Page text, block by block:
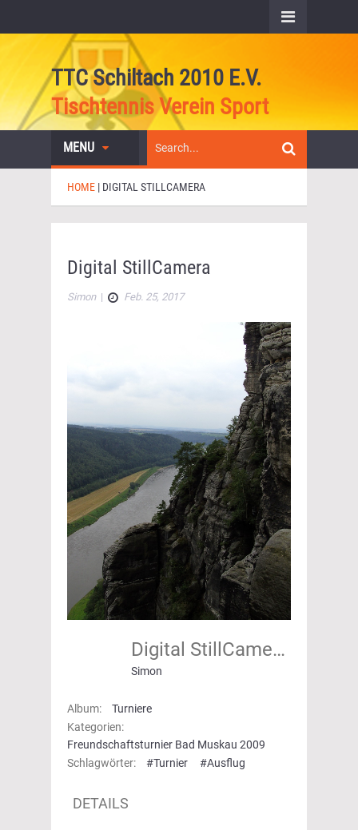
TTC Schiltach 2010 E.V.
Tischtennis Verein Sport
MENU
HOME | DIGITAL STILLCAMERA
Digital StillCamera
Simon| Feb. 25, 2017
Digital StillCamera
Simon
Album:
Turniere
Kategorien:
Freundschaftsturnier Bad Muskau 2009
Schlagwörter:
#Turnier #Ausflug
DETAILS